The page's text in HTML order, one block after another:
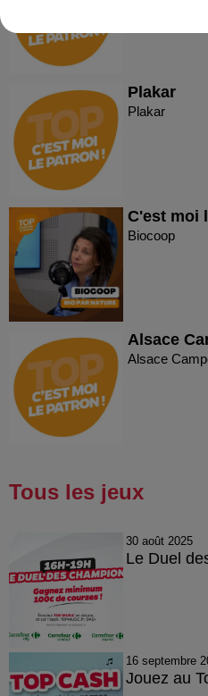
Plakar
Plakar
C'est moi
Biocoop
Alsace
Alsace
Tous les jeux
30 août 2025
Le Duel
16 septembre
Jouez au